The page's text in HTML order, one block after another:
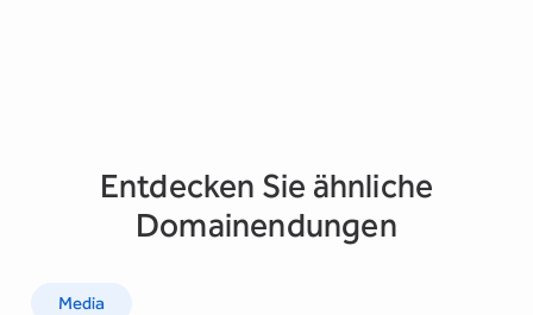
Entdecken Sie ähnliche
Domainendungen
Media